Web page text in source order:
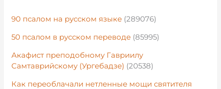
90 псалом на русском языке (289076)
50 псалом в русском переводе (85995)
Акафист преподобному Гавриилу
Самтаврийскому (Ургебадзе) (20538)
Как переоблачали нетленные мощи святителя